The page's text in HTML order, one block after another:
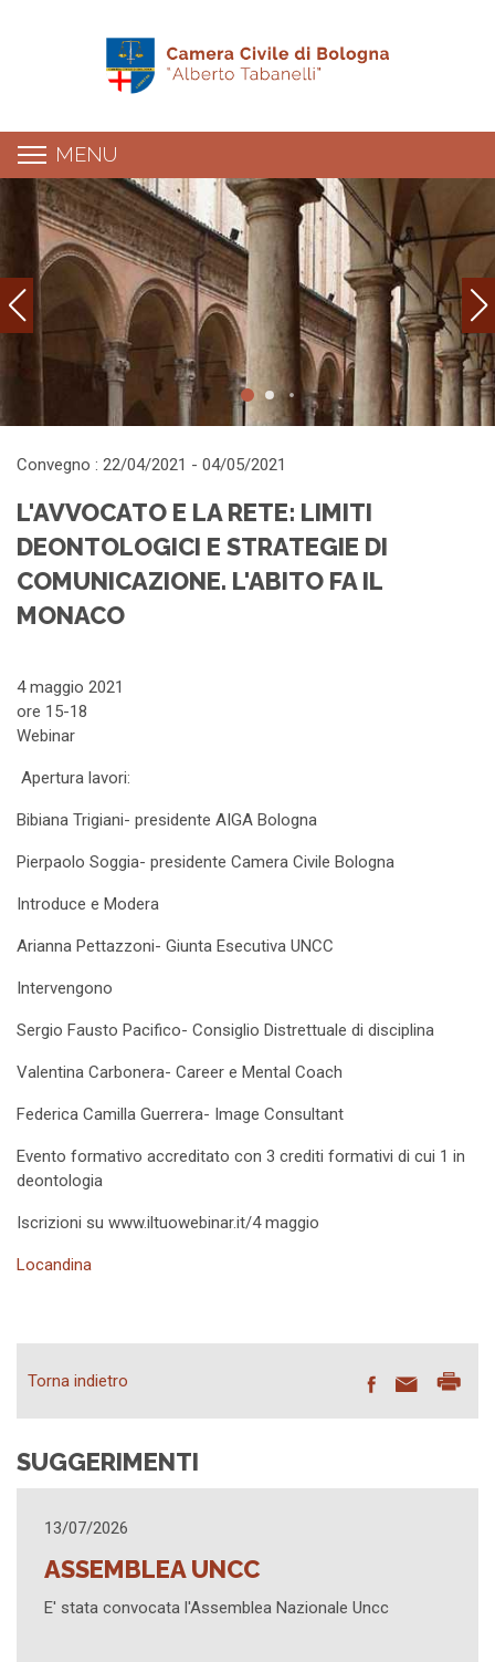
MENU
Dettaglio evento
SUGGERIMENTI
UNCC
l'Assemblea Nazionale Uncc
Sintesi contenuti
Convegno : 22/04/2021 - 04/05/2021
L'AVVOCATO E LA RETE: LIMITI
DEONTOLOGICI E STRATEGIE DI
COMUNICAZIONE. L'ABITO FA IL
MONACO
4 maggio 2021
ore 15-18
Webinar
Apertura lavori:
Bibiana Trigiani- presidente AIGA Bologna
Pierpaolo Soggia- presidente Camera Civile Bologna
Introduce e Modera
Arianna Pettazzoni- Giunta Esecutiva UNCC
Intervengono
Sergio Fausto Pacifico- Consiglio Distrettuale di disciplina
Valentina Carbonera- Career e Mental Coach
Federica Camilla Guerrera- Image Consultant
Evento formativo accreditato con 3 crediti formativi di cui 1 in
deontologia
Iscrizioni su www.iltuowebinar.it/4 maggio
Locandina
Torna indietro